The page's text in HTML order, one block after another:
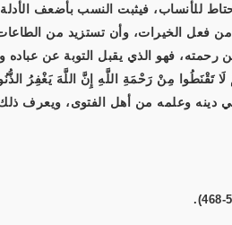
للأنساب، فيثبت النسب بأضعف الأدلة،
تَقْنَطُوا مِنْ رَحْمَةِ اللَّهِ إِنَّ اللَّهَ يَغْفِرُ
دينه وعلمه من أهل الفتوى، ويعرف ذلك